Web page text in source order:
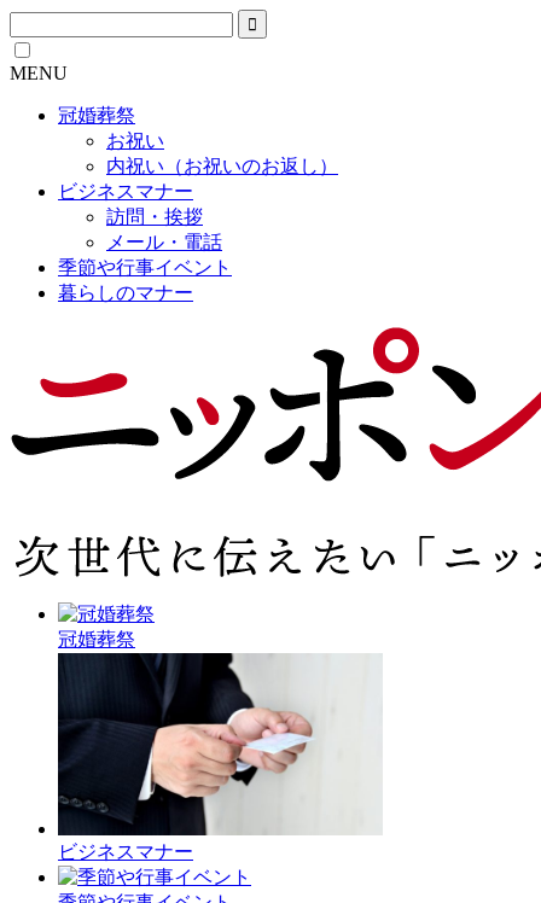
MENU
冠婚葬祭
お祝い
内祝い（お祝いのお返し）
ビジネスマナー
訪問・挨拶
メール・電話
季節や行事イベント
暮らしのマナー
冠婚葬祭
ビジネスマナー